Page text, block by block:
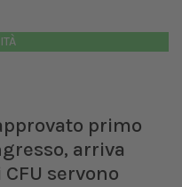
primo
arriva
servono